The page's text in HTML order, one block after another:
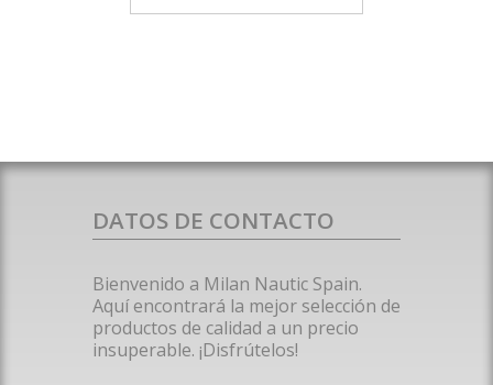
DATOS DE CONTACTO
Bienvenido a Milan Nautic Spain.
Aquí encontrará la mejor selección de
productos de calidad a un precio
insuperable. ¡Disfrútelos!